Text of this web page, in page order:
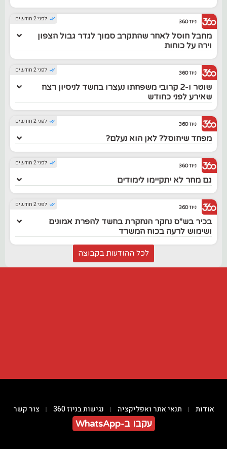
לפני 2 חודשים ניוז 360
מחבל חוסל לאחר שהתקרב סמוך לגדר גבול הצפון
וירה על כוחות
לפני 2 חודשים ניוז 360
שוטר ו-2 קרובי משפחתו נעצרו בחשד לניסיון רצח
שאירע לפני כחודש
לפני 2 חודשים ניוז 360
מפחד שיחוסל? לאן הוא נעלם?
לפני 2 חודשים ניוז 360
גם מחר לא יתקיימו לימודים
לפני 2 חודשים ניוז 360
בכיר בש"ס נחקר הנחקרת בחשד להפרת אמונים
ושימוש לרעה בכוח המשרד
לכל ההודעות בקבוצה
אודות תנאי אתר ואפליקציה נגישות בניוז 360 צור קשר
עקבו ב-WhatsApp